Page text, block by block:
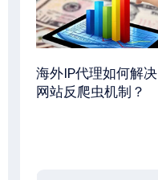
海外IP代理如何解决
网站反爬虫机制？